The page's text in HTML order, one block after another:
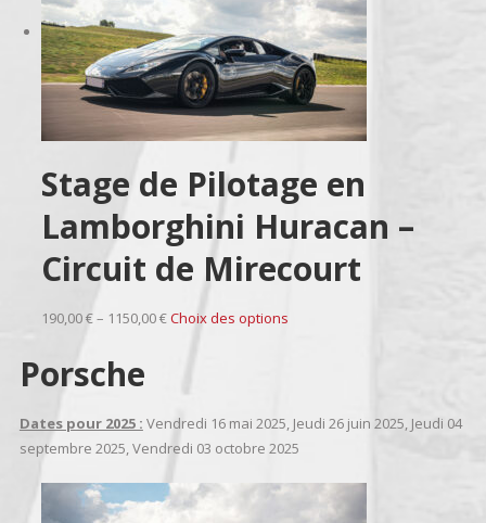
Stage de Pilotage en
Lamborghini Huracan –
Circuit de Mirecourt
190,00 € – 1150,00 €Choix des options
Porsche
Dates pour 2025 : Vendredi 16 mai 2025, Jeudi 26 juin 2025, Jeudi 04
septembre 2025, Vendredi 03 octobre 2025